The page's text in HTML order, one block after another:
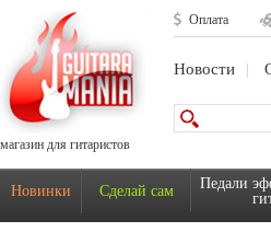
магазин для гитаристов
Оплата
Новости
Новинки Сделай сам
Педали